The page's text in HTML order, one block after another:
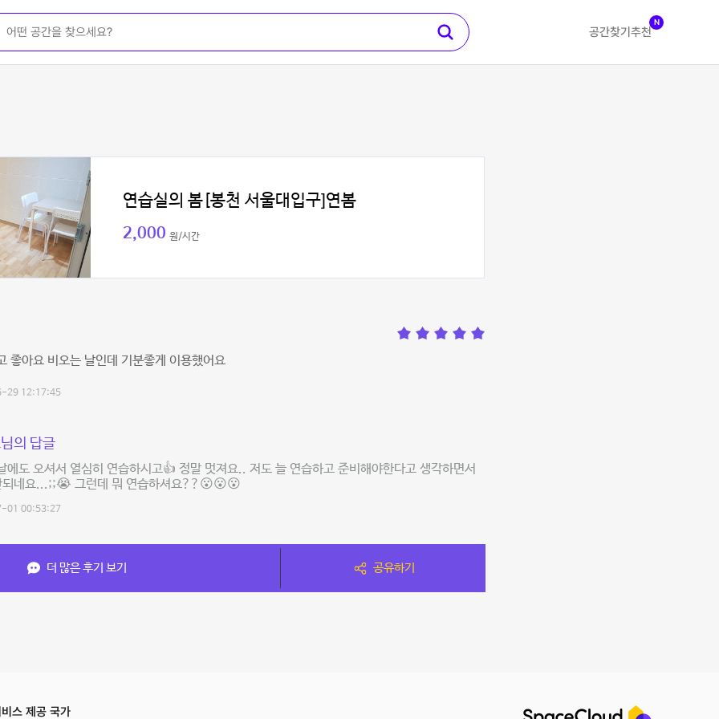
공간찾기 추천
N
연습실의 봄[봉천 서울대입구]연봄
2,000 원/시간
좋아요 비오는 날인데 기분좋게 이용했어요
29 12:17:45
의 답글
에도 오셔서 열심히 연습하시고👍 정말 멋져요.. 저도 늘 연습하고 준비해야한다고 생각하면서
되네요...;;😭 그런데 뭐 연습하셔요??😮😮😮
01 00:53:27
더 많은 후기 보기 공유하기
스 제공 국가